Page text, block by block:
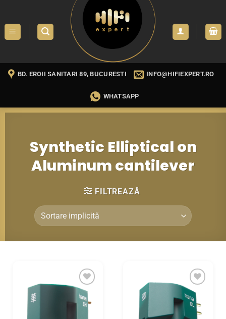
content
BD. EROII SANITARI 89, BUCURESTI INFO@HIFIEXPERT.RO
WHATSAPP
Synthetic Elliptical on
Aluminum cantilever
FILTREAZĂ
WISHLIST WISHLIST